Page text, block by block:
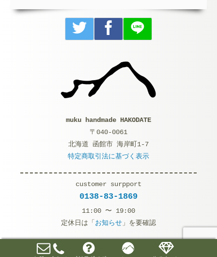
muku handmade HAKODATE
〒040-0061
北海道 函館市 海岸町1-7
特定商取引法に基づく表示
customer surpport
0138-83-1869
11:00 〜 19:00
定休日は「 お知らせ」を要確認